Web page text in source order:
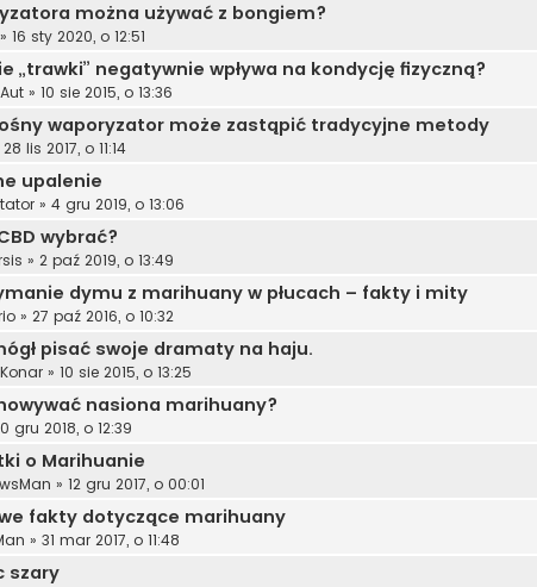
można używać z bongiem?
» 16 sty 2020, o 12:51
„trawki” negatywnie wpływa na kondycję fizyczną?
» 10 sie 2015, o 13:36
waporyzator może zastąpić tradycyjne metody
28 lis 2017, o 11:14
upalenie
» 4 gru 2019, o 13:06
wybrać?
» 2 paź 2019, o 13:49
dymu z marihuany w płucach – fakty i mity
» 27 paź 2016, o 10:32
pisać swoje dramaty na haju.
» 10 sie 2015, o 13:25
nasiona marihuany?
gru 2018, o 12:39
o Marihuanie
» 12 gru 2017, o 00:01
fakty dotyczące marihuany
» 31 mar 2017, o 11:48
szary